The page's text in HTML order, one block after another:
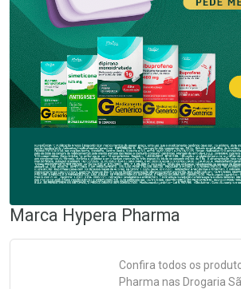
Marca Hypera Pharma
Confira todos os
Pharma nas Drogaria